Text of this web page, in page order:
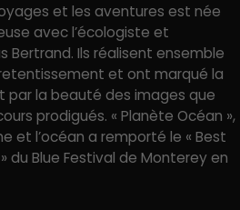
et les aventures est née
avec l’écologiste et
Bertrand. Ils réalisent ensemble
et ont marqué la
par la beauté des images que
prodigués. « Planète Océan »,
et l’océan a remporté le « Best
du Blue Festival de Monterey en